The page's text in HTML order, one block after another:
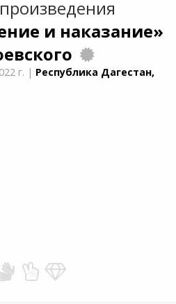
и наказание»
г. | Республика Дагестан,